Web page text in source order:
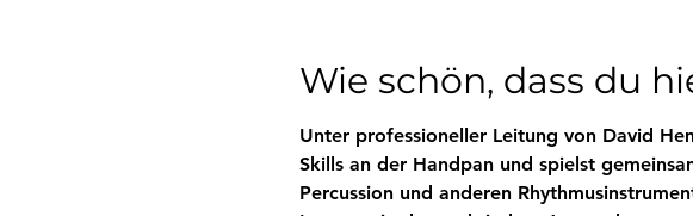
Wie schön, dass du
Unter professioneller Leitung von David
Skills an der Handpan und spielst
Percussion und anderen